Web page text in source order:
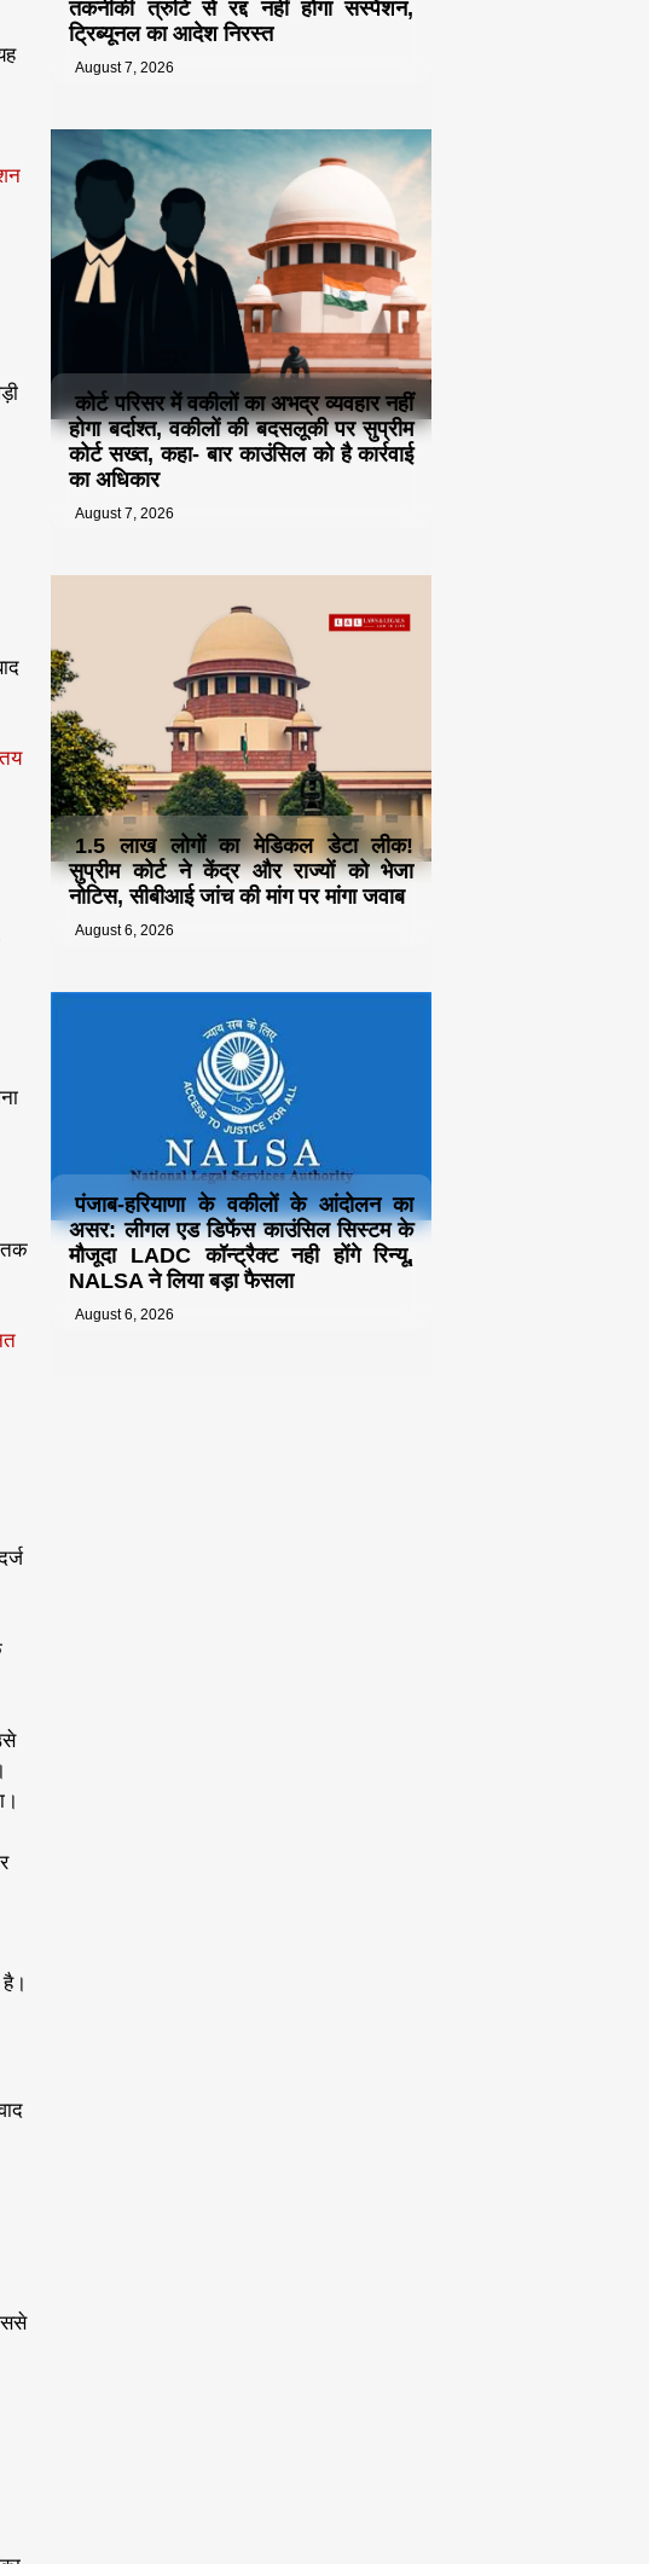
तकनीकी त्रुटि से रद्द नहीं होगा सस्पेंशन,
ट्रिब्यूनल का आदेश निरस्त
August 7, 2026
कोर्ट परिसर में वकीलों का अभद्र व्यवहार नहीं
होगा बर्दाश्त, वकीलों की बदसलूकी पर सुप्रीम
कोर्ट सख्त, कहा- बार काउंसिल को है कार्रवाई
का अधिकार
August 7, 2026
1.5 लाख लोगों का मेडिकल डेटा लीक!
सुप्रीम कोर्ट ने केंद्र और राज्यों को भेजा
नोटिस, सीबीआई जांच की मांग पर मांगा जवाब
August 6, 2026
पंजाब-हरियाणा के वकीलों के आंदोलन का
असर: लीगल एड डिफेंस काउंसिल सिस्टम के
मौजूदा LADC कॉन्ट्रैक्ट नही होंगे रिन्यू,
NALSA ने लिया बड़ा फैसला
August 6, 2026
तक